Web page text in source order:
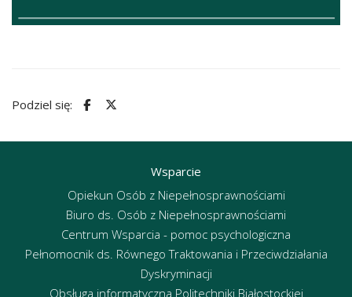
Podziel się:
Wsparcie
Opiekun Osób z Niepełnosprawnościami
Biuro ds. Osób z Niepełnosprawnościami
Centrum Wsparcia - pomoc psychologiczna
Pełnomocnik ds. Równego Traktowania i Przeciwdziałania
Dyskryminacji
Obsługa informatyczna Politechniki Białostockiej